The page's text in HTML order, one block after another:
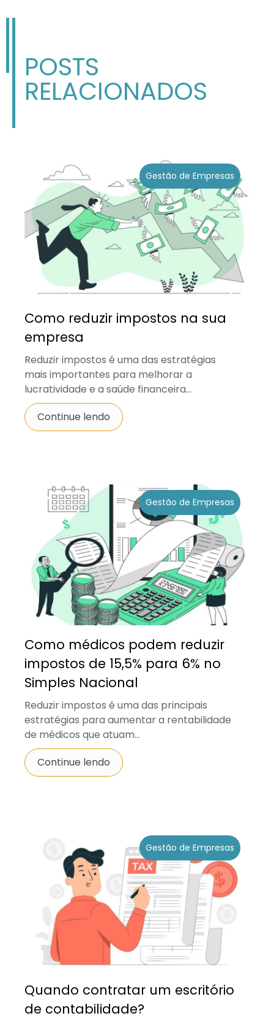
POSTS
RELACIONADOS
Gestão de Empresas
Como reduzir impostos na sua
empresa
Reduzir impostos é uma das estratégias
mais importantes para melhorar a
lucratividade e a saúde financeira...
Continue lendo
Gestão de Empresas
Como médicos podem reduzir
impostos de 15,5% para 6% no
Simples Nacional
Reduzir impostos é uma das principais
estratégias para aumentar a rentabilidade
de médicos que atuam...
Continue lendo
Gestão de Empresas
Quando contratar um escritório
de contabilidade?